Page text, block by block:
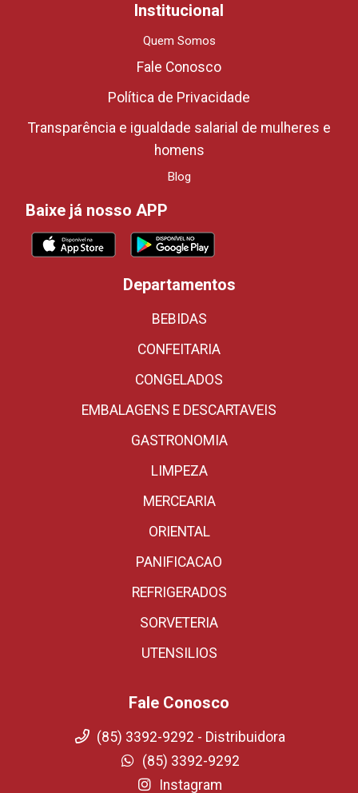
Institucional
Quem Somos
Fale Conosco
Política de Privacidade
Transparência e igualdade salarial de mulheres e
homens
Blog
Baixe já nosso APP
Departamentos
BEBIDAS
CONFEITARIA
CONGELADOS
EMBALAGENS E DESCARTAVEIS
GASTRONOMIA
LIMPEZA
MERCEARIA
ORIENTAL
PANIFICACAO
REFRIGERADOS
SORVETERIA
UTENSILIOS
Fale Conosco
(85) 3392-9292 - Distribuidora
(85) 3392-9292
Instagram